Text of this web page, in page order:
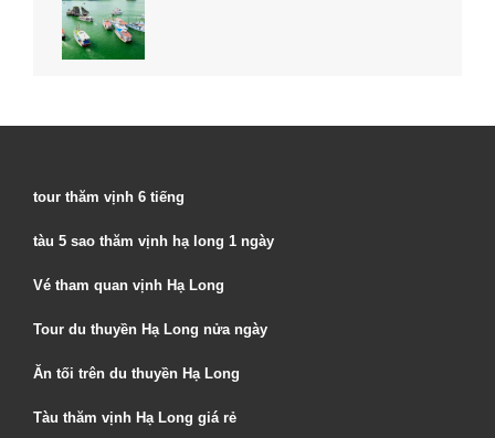
tour thăm vịnh 6 tiếng
tàu 5 sao thăm vịnh hạ long 1 ngày
Vé tham quan vịnh Hạ Long
Tour du thuyền Hạ Long nửa ngày
Ăn tối trên du thuyền Hạ Long
Tàu thăm vịnh Hạ Long giá rẻ